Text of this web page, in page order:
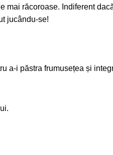
mai răcoroase. Indiferent
jucându-se!
a-i păstra frumusețea și